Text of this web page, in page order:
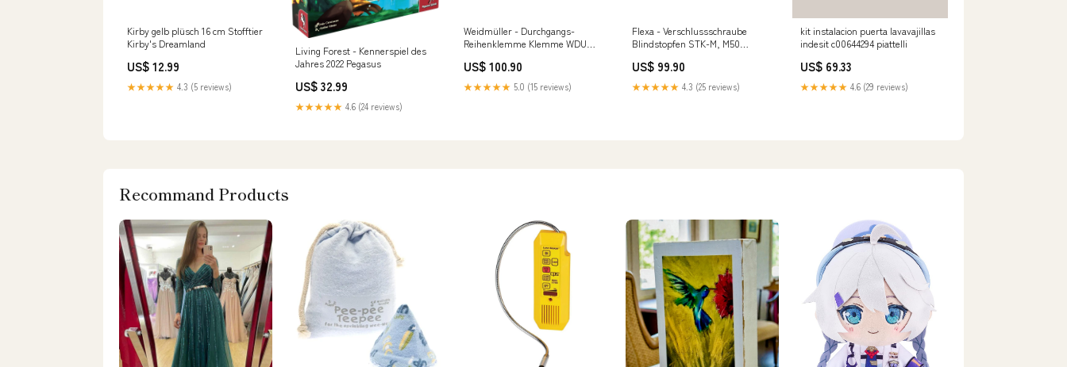
Kirby gelb plüsch 16 cm Stofftier
Kirby's Dreamland
US$ 12.99
★★★★★ 4.3 (5 reviews)
Living Forest - Kennerspiel des
Jahres 2022 Pegasus
US$ 32.99
★★★★★ 4.6 (24 reviews)
Weidmüller - Durchgangs-
Reihenklemme Klemme WDU
Schraubansch.,2.5mm² − 100
Stück Emura
US$ 100.90
★★★★★ 5.0 (15 reviews)
Flexa - Verschlussschraube
Blindstopfen STK-M, M50
Stück Multisplit 2 Konsolen
günstig
US$ 99.90
★★★★★ 4.3 (25 reviews)
kit instalacion puerta lavavajillas
indesit c00644294 piattelli
US$ 69.33
★★★★★ 4.6 (29 reviews)
Recommand Products